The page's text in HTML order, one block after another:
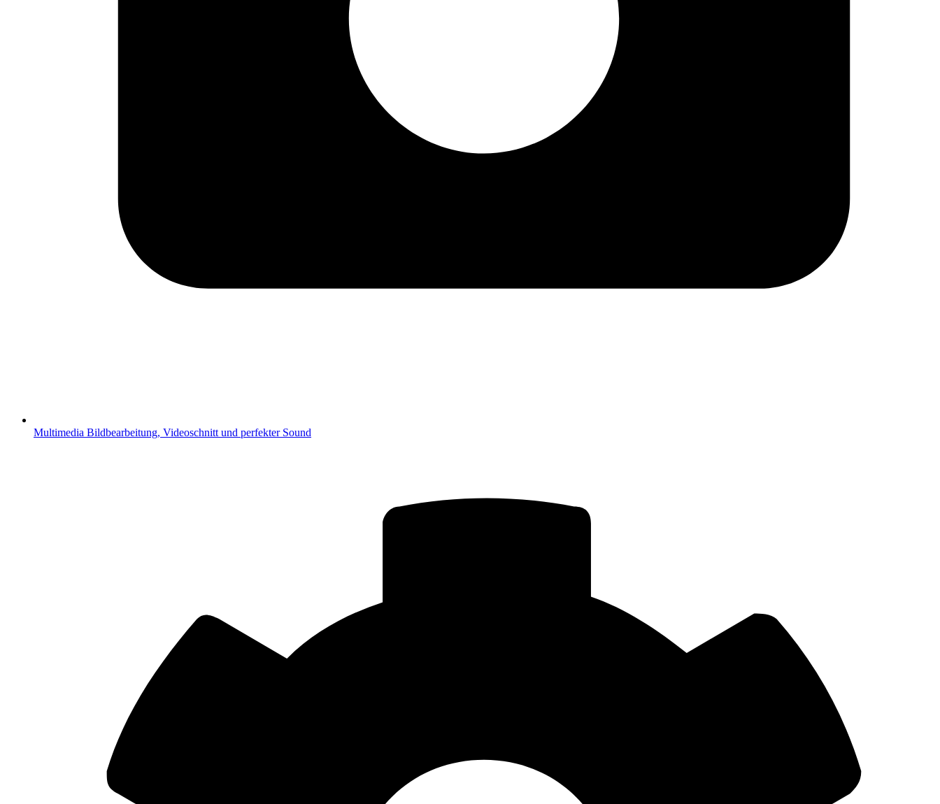
Multimedia Bildbearbeitung, Videoschnitt und perfekter Sound